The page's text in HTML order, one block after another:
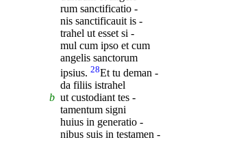
rum sanctificatio -
nis sanctificauit is -
trahel ut esset si -
mul cum ipso et cum
angelis sanctorum
ipsius. 28Et tu deman -
da filiis istrahel
b ut custodiant tes -
tamentum signi
huius in generatio -
nibus suis in testamen -